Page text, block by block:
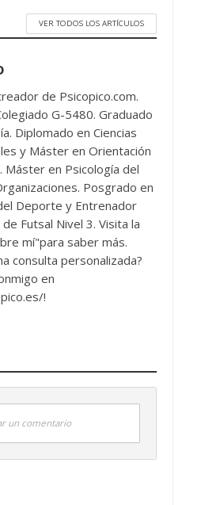
VER TODOS LOS ARTÍCULOS
de Psicopico.com.
G-5480. Graduado
Diplomado en Ciencias
y Máster en Orientación
Máster en Psicología del
Posgrado en
Deporte y Entrenador
Futsal Nivel 3. Visita la
mí"para saber más.
consulta personalizada?
en
!
un comentario